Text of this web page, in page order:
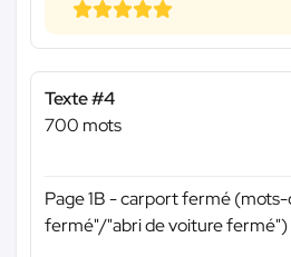
Texte #4
700 mots
Page 1B - carport fermé
fermé"/"abri de voiture fermé")